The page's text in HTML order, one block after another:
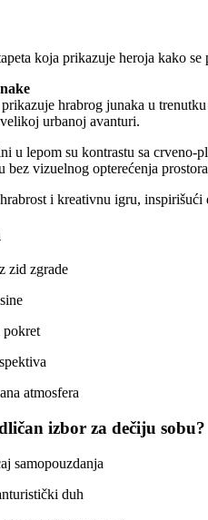
koja prikazuje heroja kako
hrabrog junaka u
urbanoj avanturi.
u lepom su kontrastu sa
bez vizuelnog opterećenja
i kreativnu igru,
zid zgrade
pokret
atmosfera
izbor za dečiju sobu?
samopouzdanja
duh